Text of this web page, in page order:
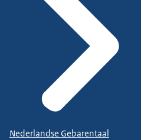
Nederlandse Gebarentaal